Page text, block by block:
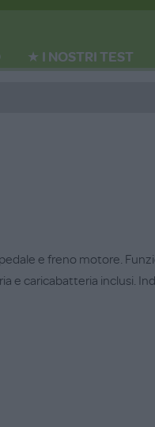
★ I NOSTRI TEST
e freno motore.
e caricabatteria inclusi.